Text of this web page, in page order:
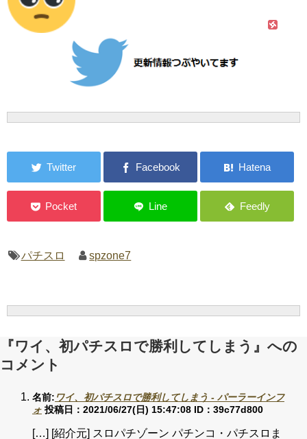
パチスロ spzone7
『ワイ、初パチスロで勝利してしまう』への
コメント
名前: ワイ、初パチスロで勝利してしまう - パーラーインフ
ォ 投稿日：2021/06/27(日) 15:47:08 ID：39c77d800
[…] [紹介元] スロパチゾーン パチンコ・パチスロま